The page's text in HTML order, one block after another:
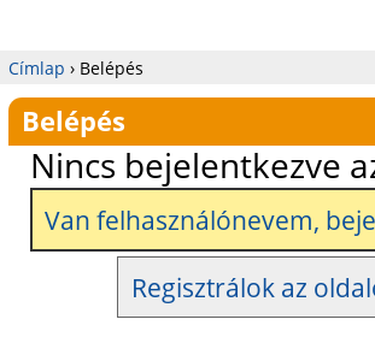
Jelenlegi
hely
Címlap › Belépés
Belépés
Nincs bejelentkezve
Van felhasználónevem,
Regisztrálok az